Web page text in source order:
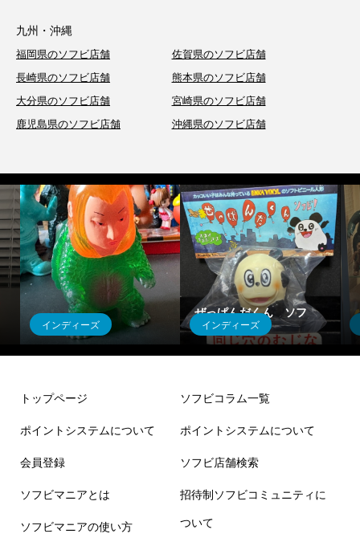
九州・沖縄
福岡県のソフビ店舗
佐賀県のソフビ店舗
長崎県のソフビ店舗
熊本県のソフビ店舗
大分県のソフビ店舗
宮崎県のソフビ店舗
鹿児島県のソフビ店舗
沖縄県のソフビ店舗
インディーズ
豊年亀 インディーズ
ぜっぱんだくん ソフ
ビ！
トップページ
ポイントシステムについて
会員登録
ソフビマニアとは
ソフビマニアの使い方
ソフビコラム一覧
ポイントシステムについて
ソフビ店舗検索
招待制ソフビコミュニティに
ついて